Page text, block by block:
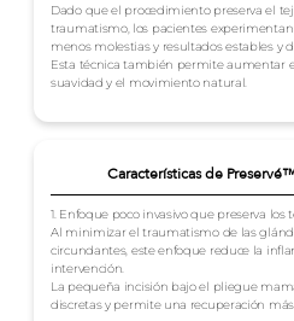
Dado que el procedimiento preserva el
traumatismo, los pacientes
menos molestias y resultados estables y
Esta técnica también permite aumentar
suavidad y el movimiento natural.
Características de
1. Enfoque poco invasivo que preserva los
Al minimizar el traumatismo de las
circundantes, este enfoque reduce la
intervención.
La pequeña incisión bajo el pliegue
discretas y permite una recuperación más